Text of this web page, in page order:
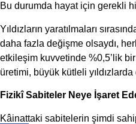
Bu durumda hayat için gerekli
Yıldızların yaratılmaları
daha fazla değişme olsaydı,
etkileşim kuvvetinde %0,5’lik
üretimi, büyük kütleli
Fizikî Sabiteler Neye İşaret
Kâinattaki sabitelerin şimdi